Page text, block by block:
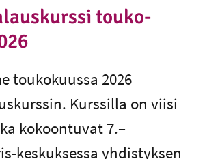
tou­ko­
toukokuussa 2026
Kurssilla on viisi
kokoontuvat 7.–
keskuksessa yhdistyksen